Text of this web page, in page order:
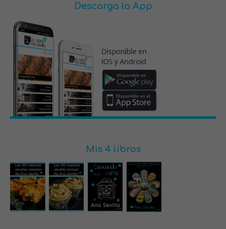
Descarga la App
Mis 4 libros